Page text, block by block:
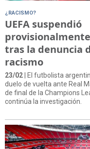
¿RACISMO?
UEFA suspendió
tras la denuncia
racismo
23/02| El futbolista
duelo de vuelta ante Real
de final de la Champions
continúa la investigación.